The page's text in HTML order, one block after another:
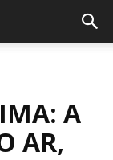
A
AR,